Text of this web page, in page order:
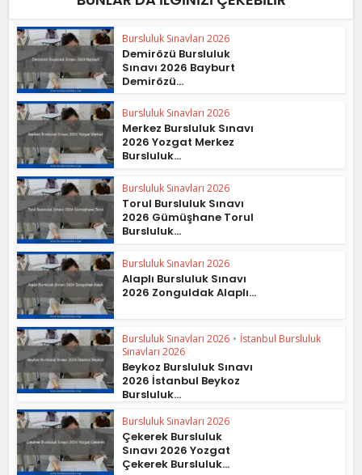
Bursluluk Sınavları 2026
Demirözü Bursluluk
Sınavı 2026 Bayburt
Demirözü...
Bursluluk Sınavları 2026
Merkez Bursluluk Sınavı
2026 Yozgat Merkez
Bursluluk...
Bursluluk Sınavları 2026
Torul Bursluluk Sınavı
2026 Gümüşhane Torul
Bursluluk...
Bursluluk Sınavları 2026
Alaplı Bursluluk Sınavı
2026 Zonguldak Alaplı...
Bursluluk Sınavları 2026 • İstanbul Bursluluk
Sınavları 2026
Beykoz Bursluluk Sınavı
2026 İstanbul Beykoz
Bursluluk...
Bursluluk Sınavları 2026
Çekerek Bursluluk
Sınavı 2026 Yozgat
Çekerek Bursluluk...